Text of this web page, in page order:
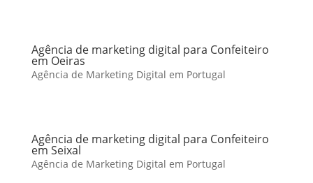
Agência de marketing digital para Confeiteiro
em Oeiras
Agência de Marketing Digital em Portugal
Agência de marketing digital para Confeiteiro
em Seixal
Agência de Marketing Digital em Portugal